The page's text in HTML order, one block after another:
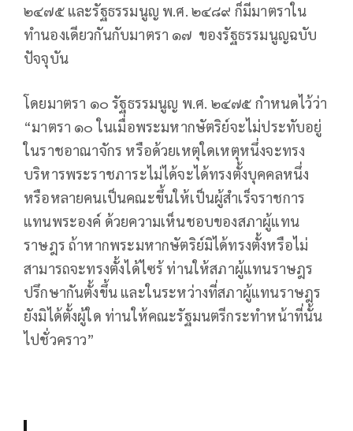
๒๔๗๕ และรัฐธรรมนูญ พ.ศ. ๒๔๘๙ ก็มีมาตราใน
ทำนองเดียวกันกับมาตรา ๑๗ ของรัฐธรรมนูญฉบับ
ปัจจุบัน
โดยมาตรา ๑๐ รัฐธรรมนูญ พ.ศ. ๒๔๗๕ กำหนดไว้ว่า
“มาตรา ๑๐ ในเมื่อพระมหากษัตริย์จะไม่ประทับอยู่
ในราชอาณาจักร หรือด้วยเหตุใดเหตุหนึ่งจะทรง
บริหารพระราชภาระไม่ได้จะได้ทรงตั้งบุคคลหนึ่ง
หรือหลายคนเป็นคณะขึ้นให้เป็นผู้สําเร็จราชการ
แทนพระองค์ ด้วยความเห็นชอบของสภาผู้แทน
ราษฎร ถ้าหากพระมหากษัตริย์มิได้ทรงตั้งหรือไม่
สามารถจะทรงตั้งได้ไซร้ ท่านให้สภาผู้แทนราษฎร
ปรึกษากันตั้งขึ้น และในระหว่างที่สภาผู้แทนราษฎร
ยังมิได้ตั้งผู้ใด ท่านให้คณะรัฐมนตรีกระทําหน้าที่นั้น
ไปชั่วคราว”